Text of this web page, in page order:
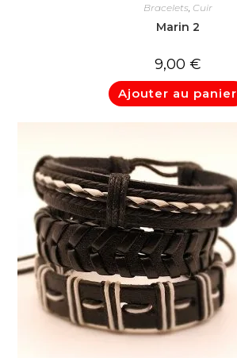
Bracelets Cuir
Marin 2
9,00 €
Ajouter au panier